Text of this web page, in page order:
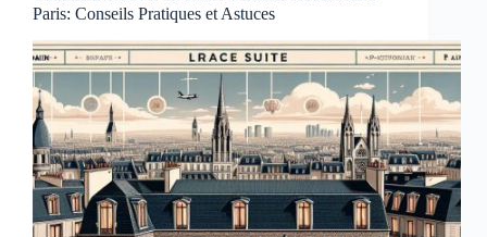
Paris: Conseils Pratiques et Astuces